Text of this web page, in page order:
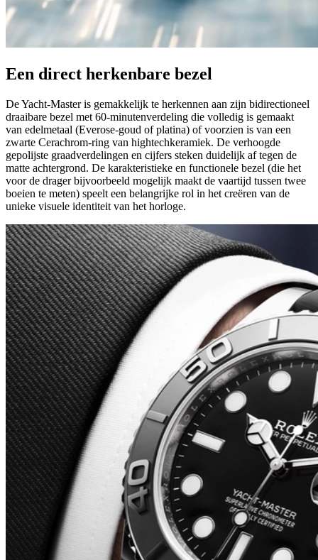
Een direct herkenbare bezel
De Yacht‑Master is gemakkelijk te herkennen aan zijn bidirectioneel
draaibare bezel met 60-minutenverdeling die volledig is gemaakt
van edelmetaal (Everose-goud of platina) of voorzien is van een
zwarte Cerachrom-ring van hightechkeramiek. De verhoogde
gepolijste graadverdelingen en cijfers steken duidelijk af tegen de
matte achtergrond. De karakteristieke en functionele bezel (die het
voor de drager bijvoorbeeld mogelijk maakt de vaartijd tussen twee
boeien te meten) speelt een belangrijke rol in het creëren van de
unieke visuele identiteit van het horloge.